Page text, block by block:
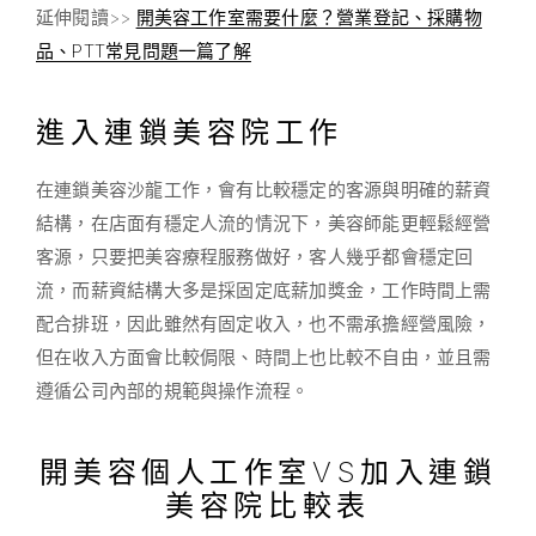
延伸閱讀>> 開美容工作室需要什麼？營業登記、採購物
品、PTT常見問題一篇了解
進入連鎖美容院工作
在連鎖美容沙龍工作，會有比較穩定的客源與明確的薪資
結構，在店面有穩定人流的情況下，美容師能更輕鬆經營
客源，只要把美容療程服務做好，客人幾乎都會穩定回
流，而薪資結構大多是採固定底薪加獎金，工作時間上需
配合排班，因此雖然有固定收入，也不需承擔經營風險，
但在收入方面會比較侷限、時間上也比較不自由，並且需
遵循公司內部的規範與操作流程。
開美容個人工作室VS加入連鎖
美容院比較表